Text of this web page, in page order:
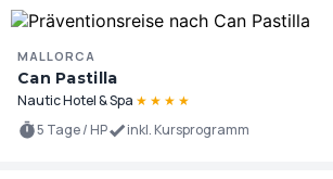
MALLORCA
Can Pastilla
Nautic Hotel & Spa ★ ★ ★ ★
5 Tage / HP
inkl. Kursprogramm